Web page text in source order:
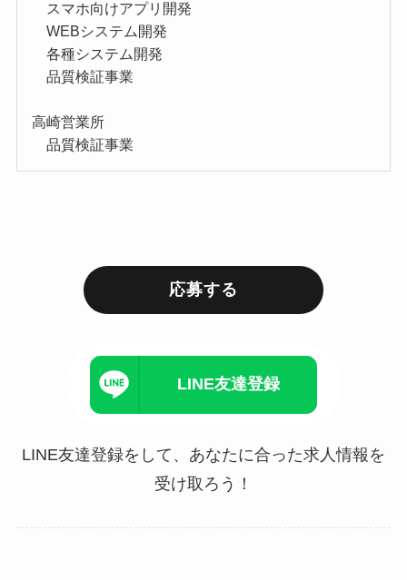
スマホ向けアプリ開発
WEBシステム開発
各種システム開発
品質検証事業
高崎営業所
品質検証事業
応募する
LINE友達登録
LINE友達登録をして、あなたに合った求人情報を
受け取ろう！